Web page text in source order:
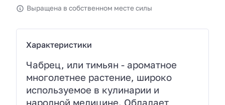
Выращена в собственном месте силы
Характеристики
Чабрец, или тимьян - ароматное
многолетнее растение, широко
используемое в кулинарии и
народной медицине. Обладает